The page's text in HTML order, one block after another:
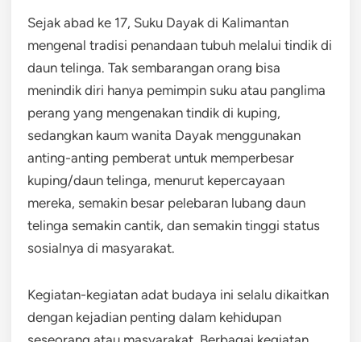
Sejak abad ke 17, Suku Dayak di Kalimantan
mengenal tradisi penandaan tubuh melalui tindik di
daun telinga. Tak sembarangan orang bisa
menindik diri hanya pemimpin suku atau panglima
perang yang mengenakan tindik di kuping,
sedangkan kaum wanita Dayak menggunakan
anting-anting pemberat untuk memperbesar
kuping/daun telinga, menurut kepercayaan
mereka, semakin besar pelebaran lubang daun
telinga semakin cantik, dan semakin tinggi status
sosialnya di masyarakat.
Kegiatan-kegiatan adat budaya ini selalu dikaitkan
dengan kejadian penting dalam kehidupan